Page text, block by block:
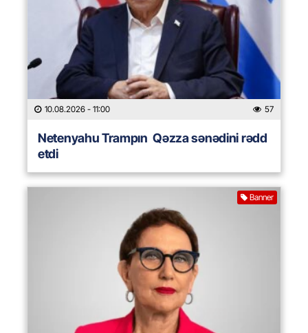
10.08.2026 - 11:00 57
Netenyahu Trampın Qəzza sənədini rədd
etdi
Banner